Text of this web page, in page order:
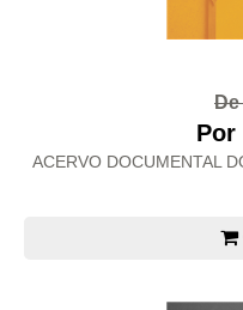
De
Por
ACERVO DOCUMENTAL